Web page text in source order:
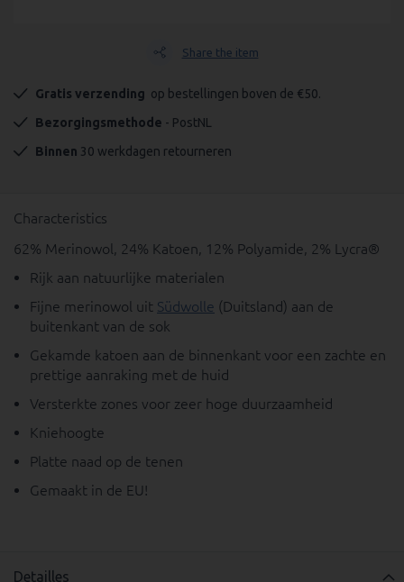
Share the item
Gratis verzending op bestellingen boven de €50.
Bezorgingsmethode - PostNL
Binnen 30 werkdagen retourneren
Characteristics
62% Merinowol, 24% Katoen, 12% Polyamide, 2% Lycra®
Rijk aan natuurlijke materialen
Fijne merinowol uit Südwolle (Duitsland) aan de
buitenkant van de sok
Gekamde katoen aan de binnenkant voor een zachte en
prettige aanraking met de huid
Versterkte zones voor zeer hoge duurzaamheid
Kniehoogte
Platte naad op de tenen
Gemaakt in de EU!
Detailles